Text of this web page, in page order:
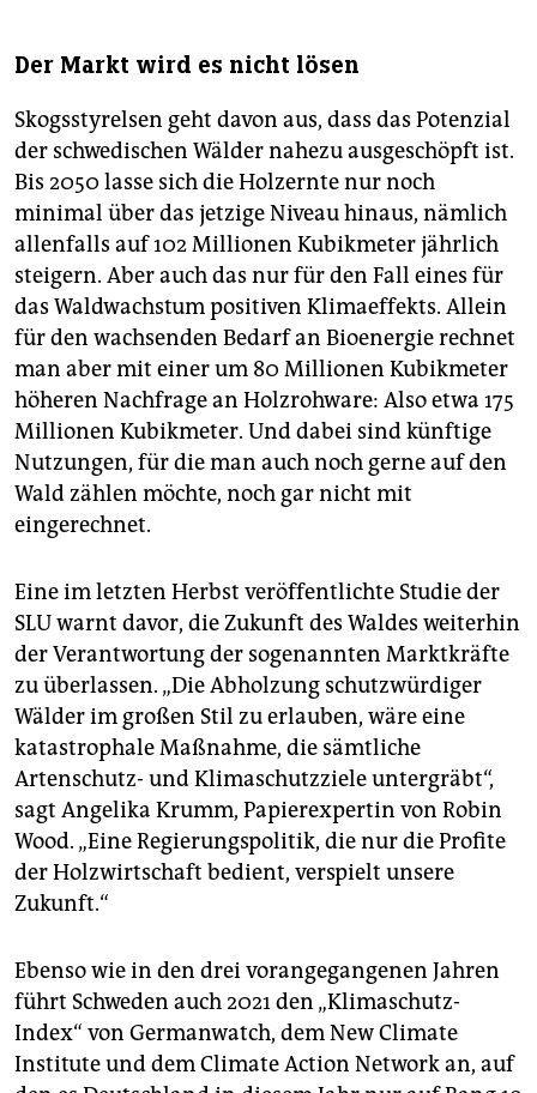
Der Markt wird es nicht lösen
Skogsstyrelsen geht davon aus, dass das Potenzial
der schwedischen Wälder nahezu ausgeschöpft ist.
Bis 2050 lasse sich die Holzernte nur noch
minimal über das jetzige Niveau hinaus, nämlich
allenfalls auf 102 Millionen Kubikmeter jährlich
steigern. Aber auch das nur für den Fall eines für
das Waldwachstum positiven Klimaeffekts. Allein
für den wachsenden Bedarf an Bioenergie rechnet
man aber mit einer um 80 Millionen Kubikmeter
höheren Nachfrage an Holzrohware: Also etwa 175
Millionen Kubikmeter. Und dabei sind künftige
Nutzungen, für die man auch noch gerne auf den
Wald zählen möchte, noch gar nicht mit
eingerechnet.
Eine im letzten Herbst veröffentlichte Studie der
SLU warnt davor, die Zukunft des Waldes weiterhin
der Verantwortung der sogenannten Marktkräfte
zu überlassen. „Die Abholzung schutzwürdiger
Wälder im großen Stil zu erlauben, wäre eine
katastrophale Maßnahme, die sämtliche
Artenschutz- und Klimaschutzziele untergräbt“,
sagt Angelika Krumm, Papierexpertin von Robin
Wood. „Eine Regierungspolitik, die nur die Profite
der Holzwirtschaft bedient, verspielt unsere
Zukunft.“
Ebenso wie in den drei vorangegangenen Jahren
führt Schweden auch 2021 den „Klimaschutz-
Index“ von Germanwatch, dem New Climate
Institute und dem Climate Action Network an, auf